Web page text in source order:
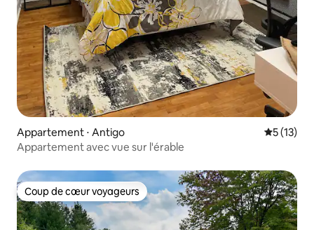
Appartement ⋅ Antigo
5 (13)
Appartement avec vue sur l'érable
Coup de cœur voyageurs
Coup de cœur voyageurs